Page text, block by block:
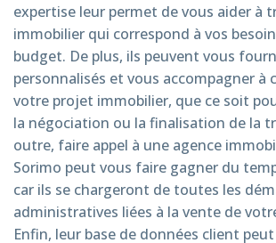
expertise leur permet de vous aider à
immobilier qui correspond à vos
budget. De plus, ils peuvent vous
personnalisés et vous accompagner à
votre projet immobilier, que ce soit
la négociation ou la finalisation de la
outre, faire appel à une agence
Sorimo peut vous faire gagner du
car ils se chargeront de toutes les
administratives liées à la vente de
Enfin, leur base de données client